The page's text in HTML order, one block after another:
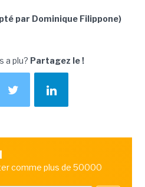
par Dominique Filippone)
a plu? Partagez le !
comme plus de 50000